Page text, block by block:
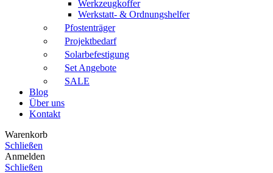
Werkzeugkoffer
Werkstatt- & Ordnungshelfer
Pfostenträger
Projektbedarf
Solarbefestigung
Set Angebote
SALE
Blog
Über uns
Kontakt
Warenkorb
Schließen
Anmelden
Schließen